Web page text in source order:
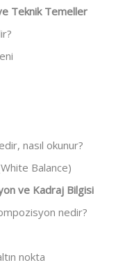
Teknik Temeller
nasıl okunur?
Balance)
ve Kadraj Bilgisi
nedir?
nokta